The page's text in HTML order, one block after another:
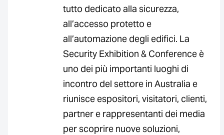
tutto dedicato alla sicurezza,
all’accesso protetto e
all’automazione degli edifici. La
Security Exhibition & Conference è
uno dei più importanti luoghi di
incontro del settore in Australia e
riunisce espositori, visitatori, clienti,
partner e rappresentanti dei media
per scoprire nuove soluzioni,